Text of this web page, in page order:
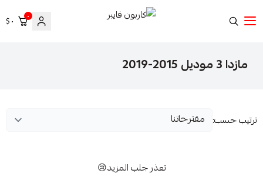
٠ ٠ $
مازدا 3 موديل 2015-2019
ترتيب حسب:
تعذر جلب المزيد😢